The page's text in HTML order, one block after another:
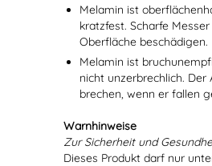
Melamin ist
kratzfest. Scharfe
Oberfläche beschädigen.
Melamin ist
nicht unzerbrechlich. Der
brechen, wenn er fallen
Warnhinweise
Zur Sicherheit und
Dieses Produkt darf nur